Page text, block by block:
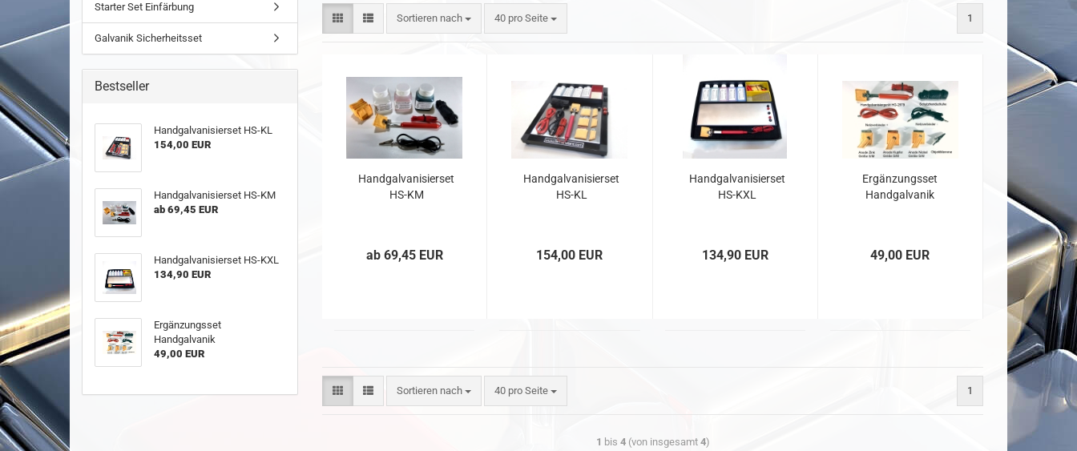
Sortieren nach 40 pro Seite 1
Handgalvanisierset
HS-KM
ab 69,45 EUR
Handgalvanisierset
HS-KL
154,00 EUR
Handgalvanisierset
HS-KXL
134,90 EUR
Ergänzungsset
Handgalvanik
49,00 EUR
Sortieren nach 40 pro Seite 1
1 bis 4(von insgesamt 4)
Starter Set Einfärbung
Galvanik Sicherheitsset
Bestseller
Handgalvanisierset HS-KL
154,00 EUR
Handgalvanisierset HS-KM
ab 69,45 EUR
Handgalvanisierset HS-KXL
134,90 EUR
Ergänzungsset
Handgalvanik
49,00 EUR